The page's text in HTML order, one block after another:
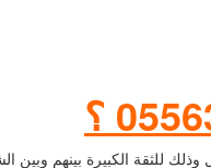
للثقة الكبيرة بينهم وبين